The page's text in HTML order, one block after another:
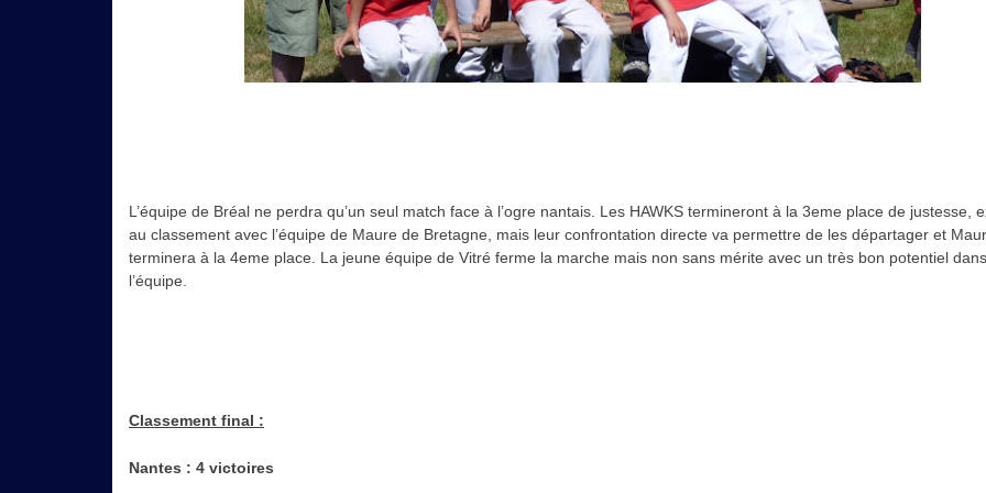
L’équipe de Bréal ne perdra qu’un seul match face à l’ogre nantais. Les HAWKS termineront à la 3eme place de justesse,
au classement avec l’équipe de Maure de Bretagne, mais leur confrontation directe va permettre de les départager et
terminera à la 4eme place. La jeune équipe de Vitré ferme la marche mais non sans mérite avec un très bon potentiel dans
l’équipe.
Classement final :
Nantes : 4 victoires